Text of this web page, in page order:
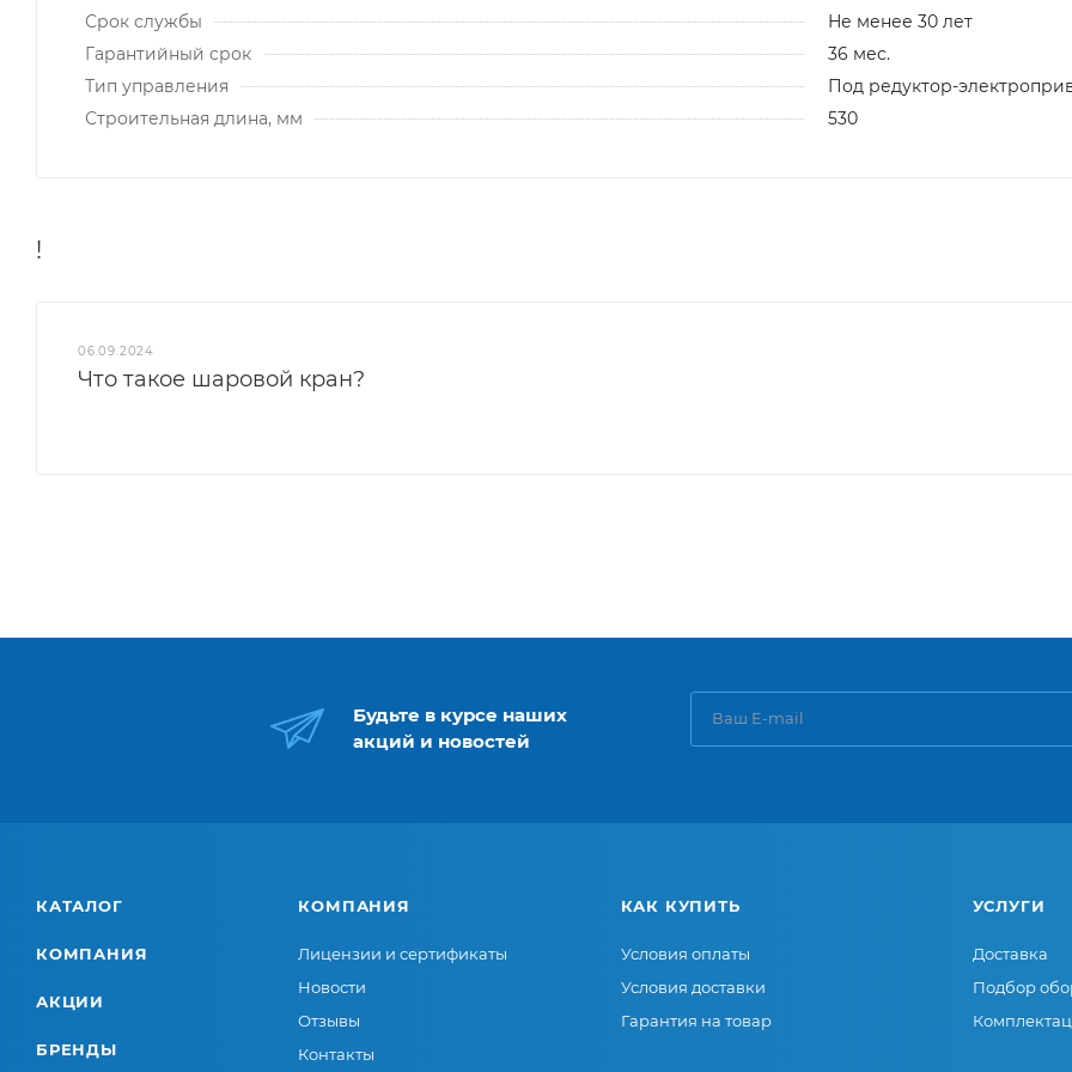
Срок службы
Не менее 30 лет
Гарантийный срок
36 мес.
Тип управления
Под редуктор-
Строительная длина, мм
530
!
06.09.2024
Что такое шаровой кран?
Будьте в курсе наших
акций и новостей
КАТАЛОГ
КОМПАНИЯ
АКЦИИ
БРЕНДЫ
КОМПАНИЯ
Лицензии и сертификаты
Новости
Отзывы
Контакты
КАК КУПИТЬ
Условия оплаты
Условия доставки
Гарантия на товар
УСЛУГИ
Доставка
Подбор